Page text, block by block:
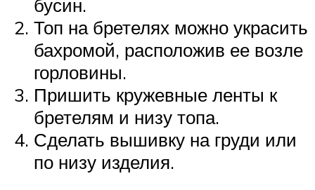
бусин.
Топ на бретелях можно украсить
бахромой, расположив ее возле
горловины.
Пришить кружевные ленты к
бретелям и низу топа.
Сделать вышивку на груди или
по низу изделия.